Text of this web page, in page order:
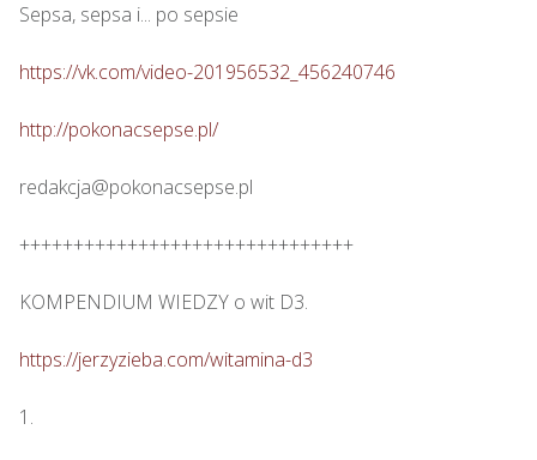
Sepsa, sepsa i... po sepsie
https://vk.com/video-201956532_456240746
http://pokonacsepse.pl/
redakcja@pokonacsepse.pl
+++++++++++++++++++++++++++++++
KOMPENDIUM WIEDZY o wit D3.
https://jerzyzieba.com/witamina-d3
1.